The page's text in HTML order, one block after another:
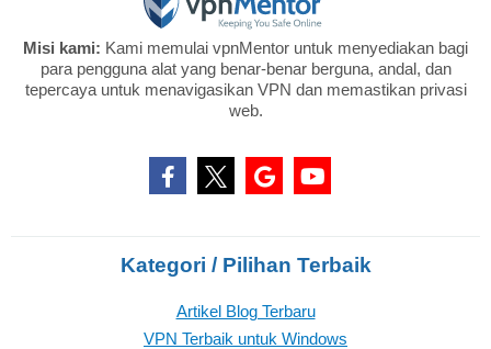
Misi kami: Kami memulai vpnMentor untuk menyediakan bagi
para pengguna alat yang benar-benar berguna, andal, dan
tepercaya untuk menavigasikan VPN dan memastikan privasi
web.
Kategori / Pilihan Terbaik
Artikel Blog Terbaru
VPN Terbaik untuk Windows